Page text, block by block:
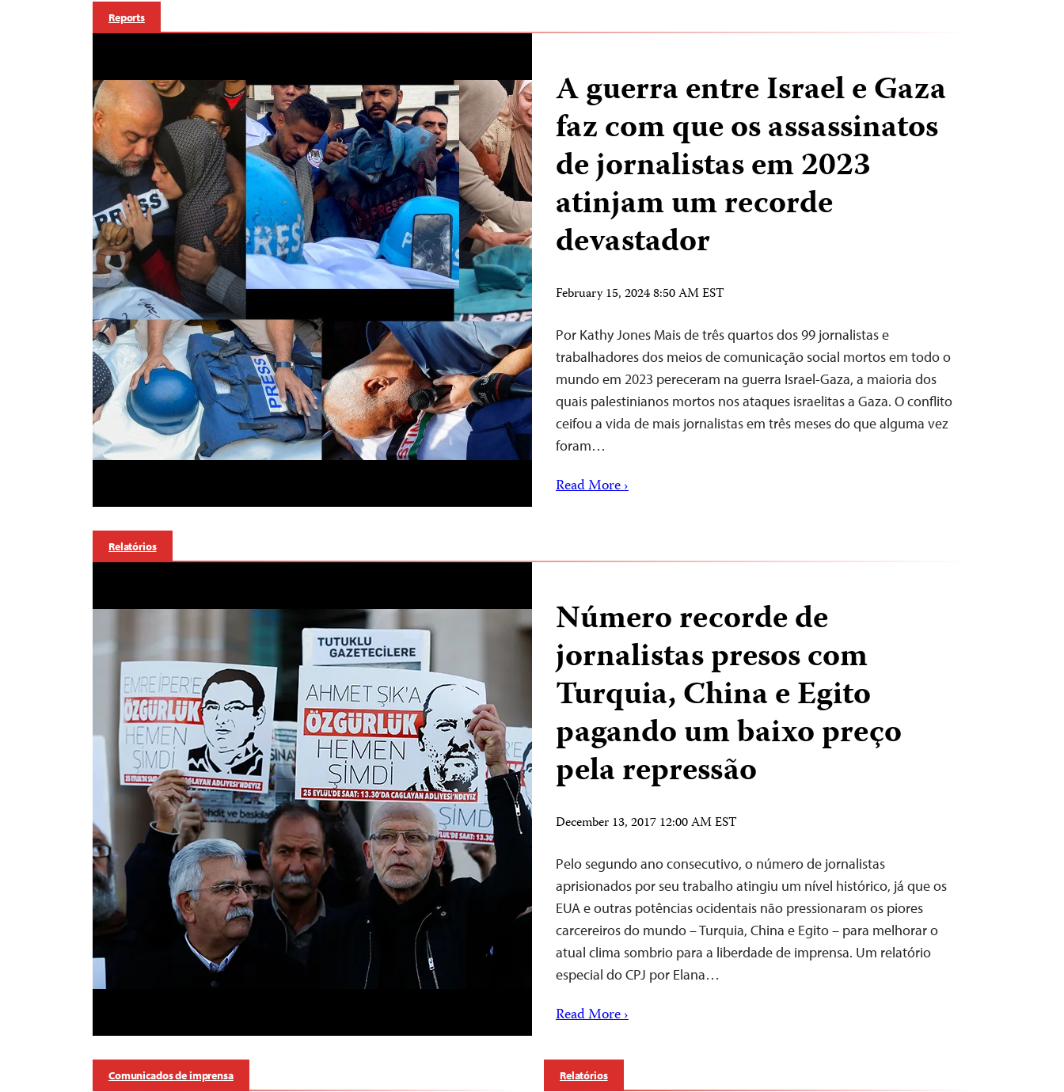
Reports
A guerra entre Israel e Gaza
faz com que os assassinatos
de jornalistas em 2023
atinjam um recorde
devastador
February 15, 2024 8:50 AM EST
Por Kathy Jones Mais de três quartos dos 99 jornalistas e
trabalhadores dos meios de comunicação social mortos em todo o
mundo em 2023 pereceram na guerra Israel-Gaza, a maioria dos
quais palestinianos mortos nos ataques israelitas a Gaza. O conflito
ceifou a vida de mais jornalistas em três meses do que alguma vez
foram…
Read More ›
Relatórios
Número recorde de
jornalistas presos com
Turquia, China e Egito
pagando um baixo preço
pela repressão
December 13, 2017 12:00 AM EST
Pelo segundo ano consecutivo, o número de jornalistas
aprisionados por seu trabalho atingiu um nível histórico, já que os
EUA e outras potências ocidentais não pressionaram os piores
carcereiros do mundo – Turquia, China e Egito – para melhorar o
atual clima sombrio para a liberdade de imprensa. Um relatório
especial do CPJ por Elana…
Read More ›
Comunicados de imprensa Relatórios